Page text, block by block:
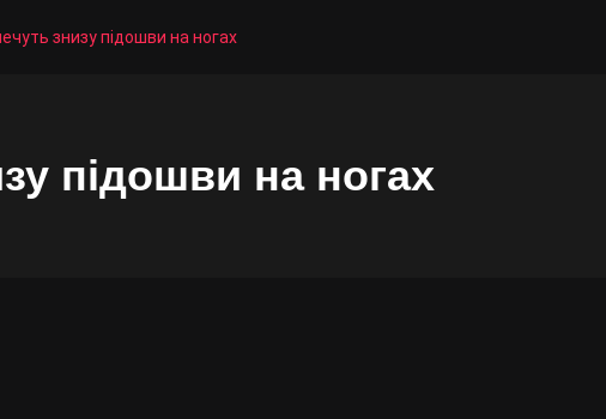
знизу підошви на ногах
підошви на ногах